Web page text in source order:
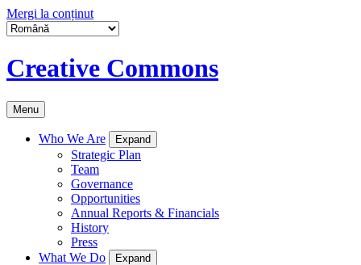
Mergi la conținut
Creative Commons
Menu
Who We Are Expand
Strategic Plan
Team
Governance
Opportunities
Annual Reports & Financials
History
Press
What We Do
Expand